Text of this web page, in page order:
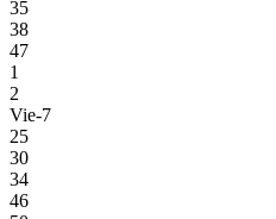
35
38
47
1
2
Vie-7
25
30
34
46